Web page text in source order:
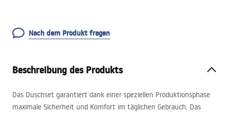
Nach dem Produkt fragen
Beschreibung des Produkts
Das Duschset garantiert dank einer speziellen Produktionsphase
maximale Sicherheit und Komfort im täglichen Gebrauch. Das